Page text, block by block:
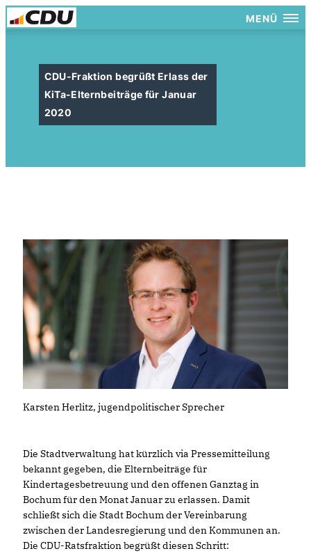
MENÜ
CDU-Fraktion begrüßt Erlass der
KiTa-Elternbeiträge für Januar
2020
Karsten Herlitz, jugendpolitischer Sprecher
Die Stadtverwaltung hat kürzlich via Pressemitteilung
bekannt gegeben, die Elternbeiträge für
Kindertagesbetreuung und den offenen Ganztag in
Bochum für den Monat Januar zu erlassen. Damit
schließt sich die Stadt Bochum der Vereinbarung
zwischen der Landesregierung und den Kommunen an.
Die CDU-Ratsfraktion begrüßt diesen Schritt: